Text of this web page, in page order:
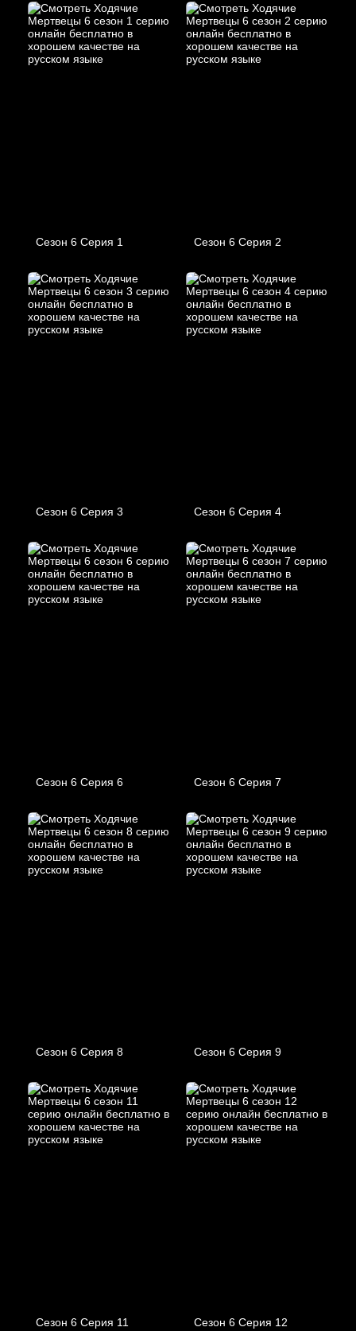
Сезон 6 Серия 1 Сезон 6 Серия 2
Сезон 6 Серия 3 Сезон 6 Серия 4
Сезон 6 Серия 6 Сезон 6 Серия 7
Сезон 6 Серия 8 Сезон 6 Серия 9
Сезон 6 Серия 11 Сезон 6 Серия 12